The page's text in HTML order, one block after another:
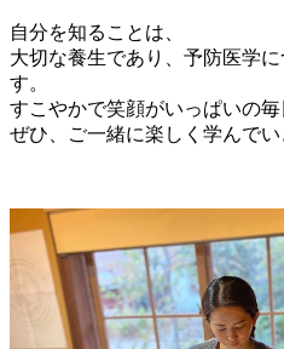
自分を知ることは、
大切な養生であり、予防医学
す。
すこやかで笑顔がいっぱいの毎
ぜひ、ご一緒に楽しく学んでい